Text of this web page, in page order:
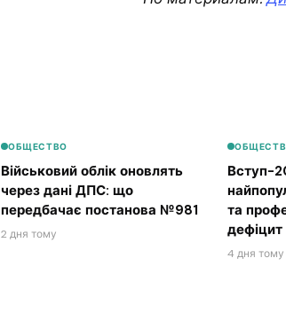
ОБЩЕСТВО
Військовий облік оновлять
через дані ДПС: що
передбачає постанова №981
2 дня тому
Вступ-
та
дефіцит
4 дня тому